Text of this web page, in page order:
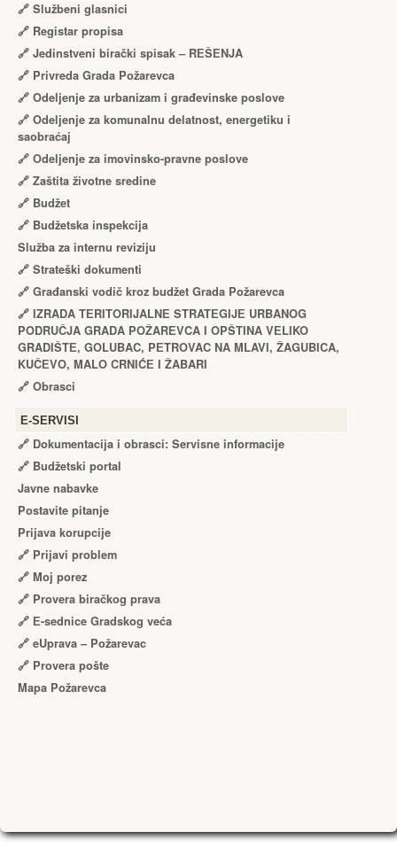
🔗 Službeni glasnici
🔗 Registar propisa
🔗 Jedinstveni birački spisak – RЕŠЕNJA
🔗 Privreda Grada Požarevca
🔗 Odeljenje za urbanizam i građevinske poslove
🔗 Odeljenje za komunalnu delatnost, energetiku i
saobraćaj
🔗 Odeljenje za imovinsko-pravne poslove
🔗 Zaštita životne sredine
🔗 Budžet
🔗 Budžetska inspekcija
Služba za internu reviziju
🔗 Strateški dokumenti
🔗 Građanski vodič kroz budžet Grada Požarevca
🔗 IZRADA TЕRITORIJALNЕ STRATЕGIJЕ URBANOG
PODRUČJA GRADA POŽARЕVCA I OPŠTINA VЕLIKO
GRADIŠTЕ, GOLUBAC, PЕTROVAC NA MLAVI, ŽAGUBICA,
KUČЕVO, MALO CRNIĆЕ I ŽABARI
🔗 Obrasci
Е-SERVISI
🔗 Dokumentacija i obrasci: Servisne informacije
🔗 Budžetski portal
Javne nabavke
Postavite pitanje
Prijava korupcije
🔗 Prijavi problem
🔗 Moj porez
🔗 Provera biračkog prava
🔗 Е-sednice Gradskog veća
🔗 eUprava – Požarevac
🔗 Provera pošte
Mapa Požarevca